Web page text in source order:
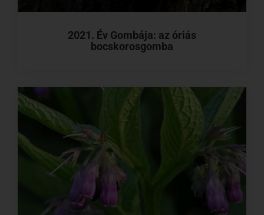
2021. Év Gombája: az óriás
bocskorosgomba